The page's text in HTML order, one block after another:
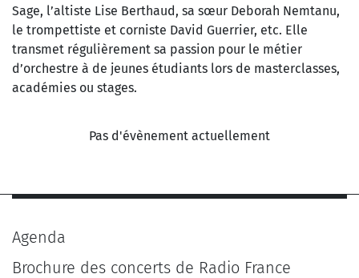
Sage, l’altiste Lise Berthaud, sa sœur Deborah Nemtanu,
le trompettiste et corniste David Guerrier, etc. Elle
transmet régulièrement sa passion pour le métier
d’orchestre à de jeunes étudiants lors de masterclasses,
académies ou stages.
Pas d'évènement actuellement
Agenda
Brochure des concerts de Radio France